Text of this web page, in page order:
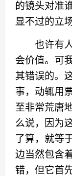
的镜头对准
显不过的立
也许有人
会价值。可
其错误的。
事，动辄用
至非常荒唐
么说，因为
了算，就等
边当然包含
错，但它首